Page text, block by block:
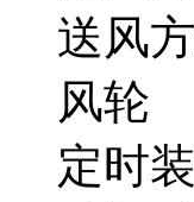
送风
风轮
定时